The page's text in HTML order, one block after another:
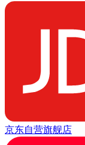
京东自营旗舰店